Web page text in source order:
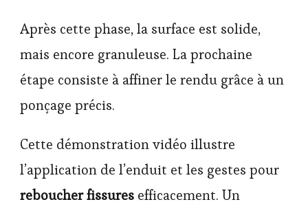
Après cette phase, la surface est solide,
mais encore granuleuse. La prochaine
étape consiste à affiner le rendu grâce à un
ponçage précis.
Cette démonstration vidéo illustre
l’application de l’enduit et les gestes pour
reboucher fissures efficacement. Un